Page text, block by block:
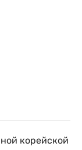
корейской